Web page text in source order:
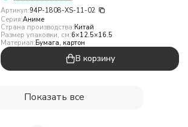
Артикул:94P-1808-XS-11-02
Серия:Аниме
Страна производства:Китай
Размер упаковки, см:6×12.5×16.5
Материал:Бумага, картон
В корзину
Показать все